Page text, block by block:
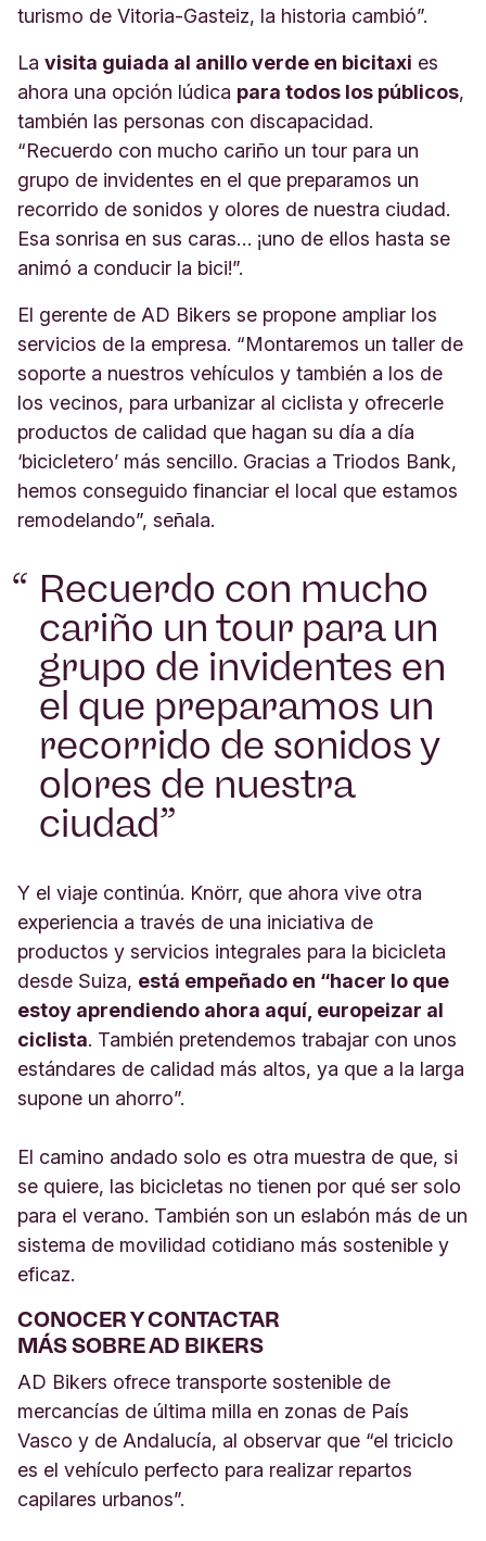
turismo de Vitoria-Gasteiz, la historia cambió”.
La visita guiada al anillo verde en bicitaxi es
ahora una opción lúdica para todos los públicos,
también las personas con discapacidad.
“Recuerdo con mucho cariño un tour para un
grupo de invidentes en el que preparamos un
recorrido de sonidos y olores de nuestra ciudad.
Esa sonrisa en sus caras… ¡uno de ellos hasta se
animó a conducir la bici!”.
El gerente de AD Bikers se propone ampliar los
servicios de la empresa. “Montaremos un taller de
soporte a nuestros vehículos y también a los de
los vecinos, para urbanizar al ciclista y ofrecerle
productos de calidad que hagan su día a día
‘bicicletero’ más sencillo. Gracias a Triodos Bank,
hemos conseguido financiar el local que estamos
remodelando”, señala.
Recuerdo con mucho
cariño un tour para un
grupo de invidentes en
el que preparamos un
recorrido de sonidos y
olores de nuestra
ciudad
Y el viaje continúa. Knörr, que ahora vive otra
experiencia a través de una iniciativa de
productos y servicios integrales para la bicicleta
desde Suiza, está empeñado en “hacer lo que
estoy aprendiendo ahora aquí, europeizar al
ciclista. También pretendemos trabajar con unos
estándares de calidad más altos, ya que a la larga
supone un ahorro”.
El camino andado solo es otra muestra de que, si
se quiere, las bicicletas no tienen por qué ser solo
para el verano. También son un eslabón más de un
sistema de movilidad cotidiano más sostenible y
eficaz.
CONOCER Y CONTACTAR
MÁS SOBRE AD BIKERS
AD Bikers ofrece transporte sostenible de
mercancías de última milla en zonas de País
Vasco y de Andalucía, al observar que “el triciclo
es el vehículo perfecto para realizar repartos
capilares urbanos”.